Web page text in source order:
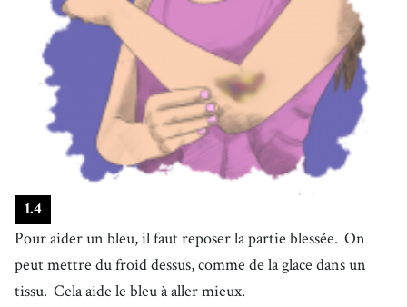
1.4
Pour aider un bleu, il faut reposer la partie blessée. On
peut mettre du froid dessus, comme de la glace dans un
tissu. Cela aide le bleu à aller mieux.